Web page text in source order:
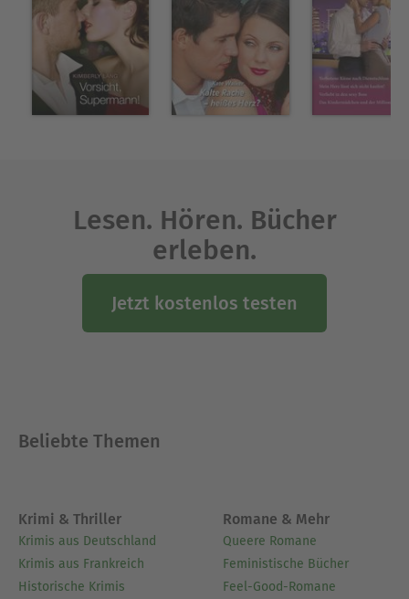
Lesen. Hören. Bücher
erleben.
Jetzt kostenlos testen
Beliebte Themen
Krimi & Thriller
Krimis aus Deutschland
Krimis aus Frankreich
Historische Krimis
Romane & Mehr
Queere Romane
Feministische Bücher
Feel-Good-Romane